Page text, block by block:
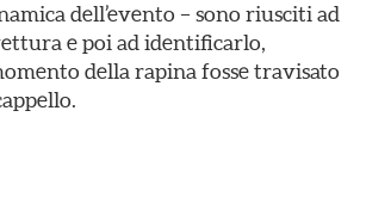
dell’evento – sono riusciti ad
e poi ad identificarlo,
della rapina fosse travisato